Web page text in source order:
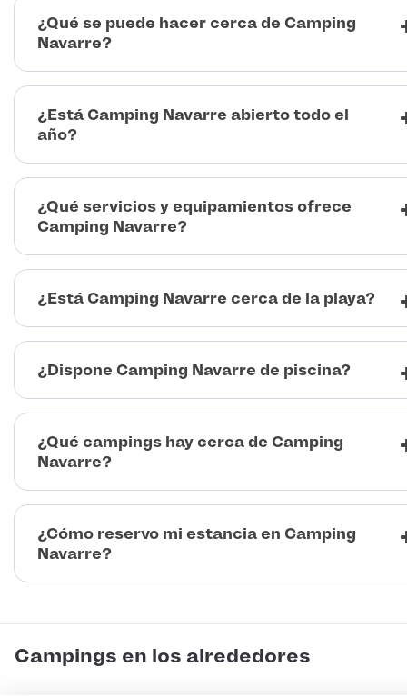
¿Qué se puede hacer cerca de Camping
Navarre?
¿Está Camping Navarre abierto todo el
año?
¿Qué servicios y equipamientos ofrece
Camping Navarre?
¿Está Camping Navarre cerca de la playa?
¿Dispone Camping Navarre de piscina?
¿Qué campings hay cerca de Camping
Navarre?
¿Cómo reservo mi estancia en Camping
Navarre?
Campings en los alrededores